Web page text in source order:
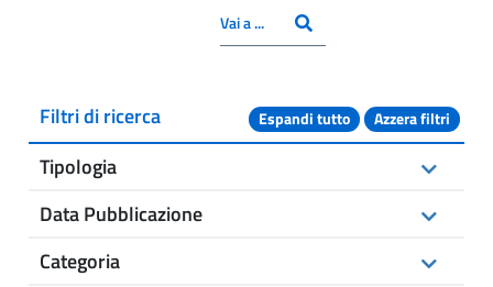
Vai a ...Inserisci il numero pagina
CERCA
Filtri di ricerca Espandi tutto Azzera filtri
Tipologia
Data Pubblicazione
Categoria